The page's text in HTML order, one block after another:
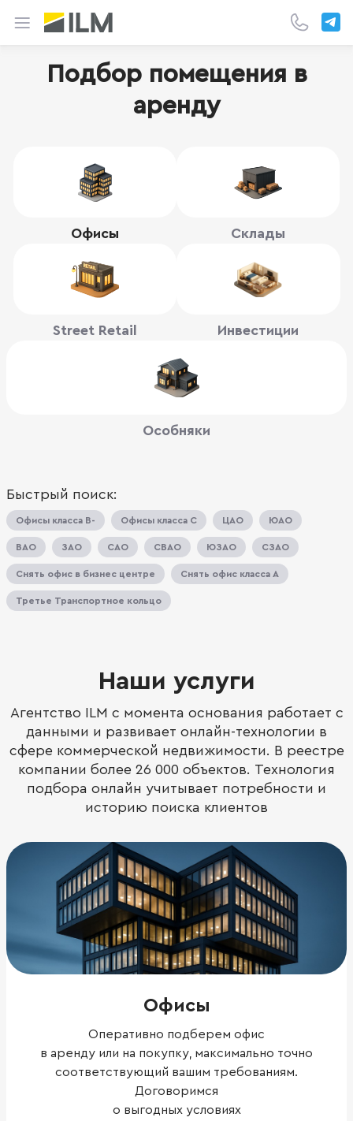
Подбор помещения в
аренду
Офисы Склады
Street Retail Инвестиции
Особняки
Быстрый поиск:
Офисы класса B- Офисы класса C ЦАО ЮАО
ВАО ЗАО САО СВАО ЮЗАО СЗАО
Снять офис в бизнес центре Снять офис класса A
Третье Транспортное кольцо
Наши услуги
Агентство ILM с момента основания работает с
данными и развивает онлайн-технологии в
сфере коммерческой недвижимости. В реестре
компании более 26 000 объектов. Технология
подбора онлайн учитывает потребности и
историю поиска клиентов
Офисы
Оперативно подберем офис
в аренду или на покупку, максимально точно
соответствующий вашим требованиям.
Договоримся
о выгодных условиях